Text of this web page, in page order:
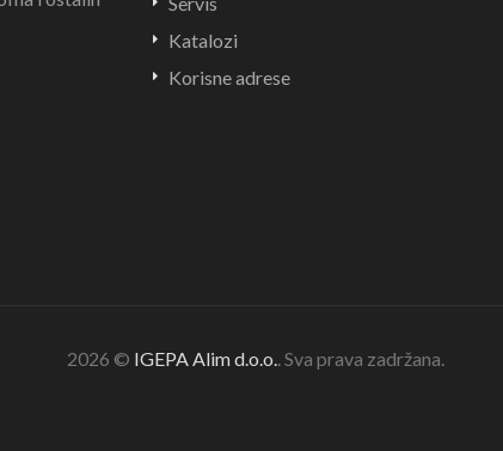
Katalozi
Korisne adrese
2026 © IGEPA Alim d.o.o. . Sva prava zadržana.